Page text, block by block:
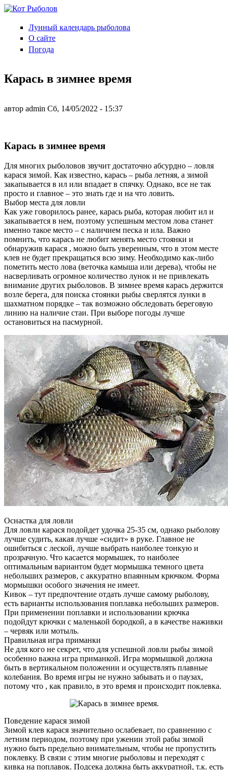
Перейти к основному содержанию
Кот
Рыболов
Лунный календарь рыболова
О сайте
Погода
Карась в зимнее время
автор admin Сб, 14/05/2022 - 15:37
Карась в зимнее время
Для многих рыболовов звучит достаточно абсурдно – ловля
карася зимой. Как известно, карась – рыба летняя, а зимой
закапывается в ил или впадает в спячку. Однако, все не так
просто и главное – это знать где и на что ловить.
Выбор места для ловли
Как уже говорилось ранее, карась рыба, которая любит ил и
закапывается в нем, поэтому успешным местом лова станет
именно такое место – с наличием песка и ила. Важно
помнить, что карась не любит менять место стоянки и
обнаружив карася , можно быть уверенным, что в этом месте
клев не будет прекращаться всю зиму. Необходимо как-либо
пометить место лова (веточка камыша или дерева), чтобы не
насверливать огромное количество лунок и не привлекать
внимание других рыболовов. В зимнее время карась держится
возле берега, для поиска стоянки рыбы сверлятся лунки в
шахматном порядке – так возможно обследовать береговую
линию на наличие стаи. При выборе погоды лучше
остановиться на пасмурной.
Оснастка для ловли
Для ловли карася подойдет удочка 25-35 см, однако рыболову
лучше судить, какая лучше «сидит» в руке. Главное не
ошибиться с леской, лучше выбрать наиболее тонкую и
прозрачную. Что касается мормышек, то наиболее
оптимальным вариантом будет мормышка темного цвета
небольших размеров, с аккуратно впаянным крючком. Форма
мормышки особого значения не имеет.
Кивок – тут предпочтение отдать лучше самому рыболову,
есть варианты использования поплавка небольших размеров.
При применении поплавки и использовании крючка
подойдут крючки с маленькой бородкой, а в качестве наживки
– червяк или мотыль.
Правильная игра приманки
Не для кого не секрет, что для успешной ловли рыбы зимой
особенно важна игра приманкой. Игра мормышкой должна
быть в вертикальном положении и осуществлять плавные
колебания. Во время игры не нужно забывать и о паузах,
потому что , как правило, в это время и происходит поклевка.
Поведение карася зимой
Зимой клев карася значительно ослабевает, по сравнению с
летним периодом, поэтому при ужении этой рабы зимой
нужно быть предельно внимательным, чтобы не пропустить
поклевку. В связи с этим многие рыболовы и переходят с
кивка на поплавок. Подсека должна быть аккуратной, т.к. есть